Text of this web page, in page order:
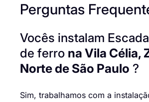
Perguntas
Vocês instalam
de ferro na Vila Célia,
Norte de São Paulo ?
Sim, trabalhamos com a